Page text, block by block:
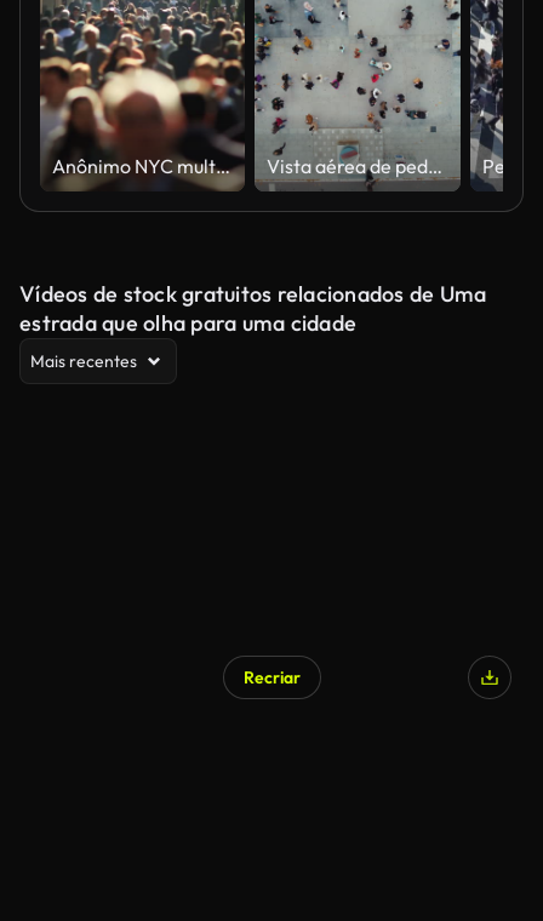
Anônimo NYC multidão em câmera lenta Vista aérea de pedestres andando
Vídeos de stock gratuitos relacionados de Uma
estrada que olha para uma cidade
Mais recentes
Recriar